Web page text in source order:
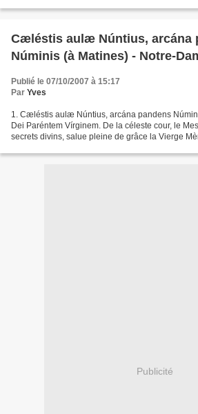
Cæléstis aulæ Núntius, arcána
Núminis (à Matines) - Notre-
Publié le 07/10/2007 à 15:17
Par Yves
1. Cæléstis aulæ Núntius, arcána pandens
Dei Paréntem Vírginem. De la céleste cour, le
secrets divins, salue pleine de grâce la Vierge
Publicité